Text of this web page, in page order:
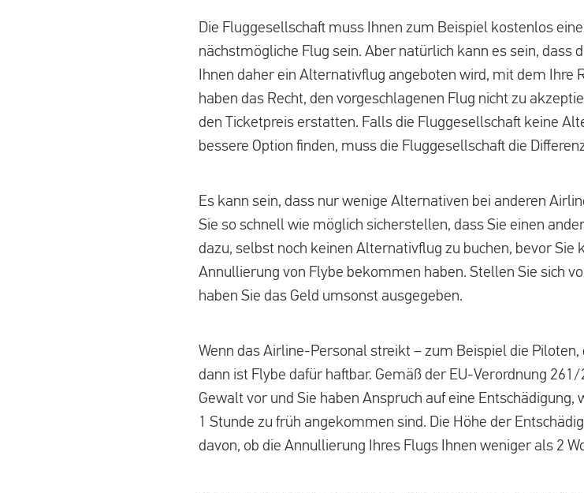
Die Fluggesellschaft muss Ihnen zum Beispiel kostenlos
nächstmögliche Flug sein. Aber natürlich kann es sein, dass
Ihnen daher ein Alternativflug angeboten wird, mit dem Ihre
haben das Recht, den vorgeschlagenen Flug nicht zu
den Ticketpreis erstatten. Falls die Fluggesellschaft keine
bessere Option finden, muss die Fluggesellschaft die
Es kann sein, dass nur wenige Alternativen bei anderen
Sie so schnell wie möglich sicherstellen, dass Sie einen
dazu, selbst noch keinen Alternativflug zu buchen, bevor
Annullierung von Flybe bekommen haben. Stellen Sie sich
haben Sie das Geld umsonst ausgegeben.
Wenn das Airline-Personal streikt – zum Beispiel die
dann ist Flybe dafür haftbar. Gemäß der EU-Verordnung
Gewalt vor und Sie haben Anspruch auf eine
1 Stunde zu früh angekommen sind. Die Höhe der
davon, ob die Annullierung Ihres Flugs Ihnen weniger als 2